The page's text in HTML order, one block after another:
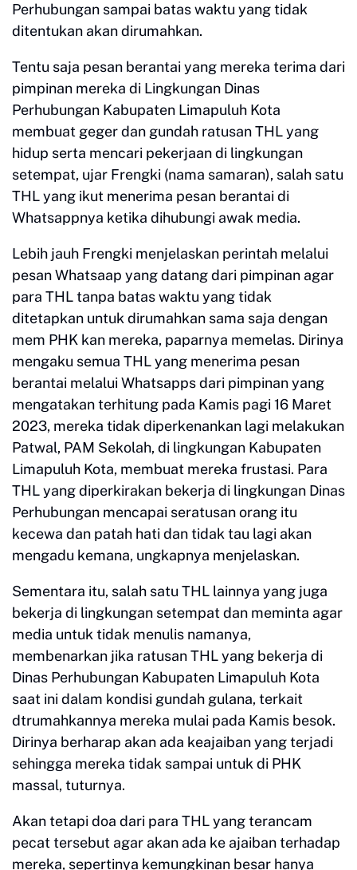
Perhubungan sampai batas waktu yang tidak
ditentukan akan dirumahkan.
Tentu saja pesan berantai yang mereka terima dari
pimpinan mereka di Lingkungan Dinas
Perhubungan Kabupaten Limapuluh Kota
membuat geger dan gundah ratusan THL yang
hidup serta mencari pekerjaan di lingkungan
setempat, ujar Frengki (nama samaran), salah satu
THL yang ikut menerima pesan berantai di
Whatsappnya ketika dihubungi awak media.
Lebih jauh Frengki menjelaskan perintah melalui
pesan Whatsaap yang datang dari pimpinan agar
para THL tanpa batas waktu yang tidak
ditetapkan untuk dirumahkan sama saja dengan
mem PHK kan mereka, paparnya memelas. Dirinya
mengaku semua THL yang menerima pesan
berantai melalui Whatsapps dari pimpinan yang
mengatakan terhitung pada Kamis pagi 16 Maret
2023, mereka tidak diperkenankan lagi melakukan
Patwal, PAM Sekolah, di lingkungan Kabupaten
Limapuluh Kota, membuat mereka frustasi. Para
THL yang diperkirakan bekerja di lingkungan Dinas
Perhubungan mencapai seratusan orang itu
kecewa dan patah hati dan tidak tau lagi akan
mengadu kemana, ungkapnya menjelaskan.
Sementara itu, salah satu THL lainnya yang juga
bekerja di lingkungan setempat dan meminta agar
media untuk tidak menulis namanya,
membenarkan jika ratusan THL yang bekerja di
Dinas Perhubungan Kabupaten Limapuluh Kota
saat ini dalam kondisi gundah gulana, terkait
dtrumahkannya mereka mulai pada Kamis besok.
Dirinya berharap akan ada keajaiban yang terjadi
sehingga mereka tidak sampai untuk di PHK
massal, tuturnya.
Akan tetapi doa dari para THL yang terancam
pecat tersebut agar akan ada ke ajaiban terhadap
mereka, sepertinya kemungkinan besar hanya